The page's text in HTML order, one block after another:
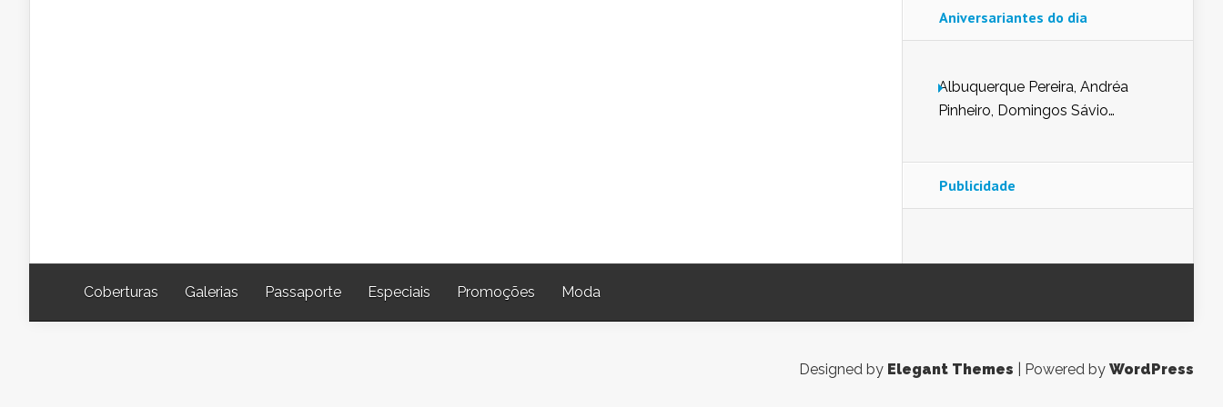
Aniversariantes do dia
Albuquerque Pereira, Andréa
Pinheiro, Domingos Sávio
Nunes de Sena, Fátima Peixoto,
Glória Pereira, Kátia Mesel,
Publicidade
Coberturas Galerias Passaporte Especiais Promoções Moda
Designed by Elegant Themes | Powered by WordPress